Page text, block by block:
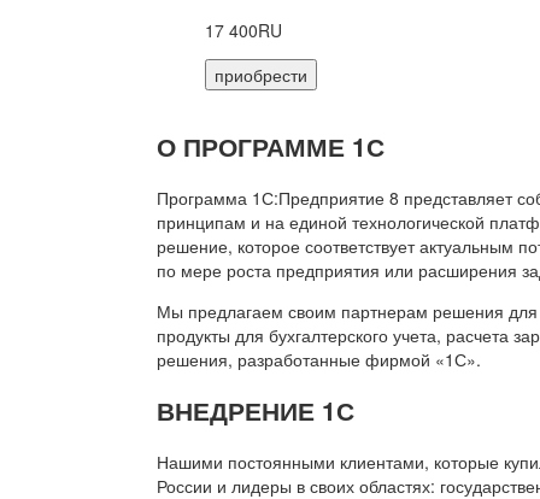
17 400RU
приобрести
О ПРОГРАММЕ 1С
Программа 1С:Предприятие 8 представляет
принципам и на единой технологической
решение, которое соответствует актуальным
по мере роста предприятия или расширения
Мы предлагаем своим партнерам решения для
продукты для бухгалтерского учета, расчета
решения, разработанные фирмой «1С».
ВНЕДРЕНИЕ 1С
Нашими постоянными клиентами, которые
России и лидеры в своих областях: